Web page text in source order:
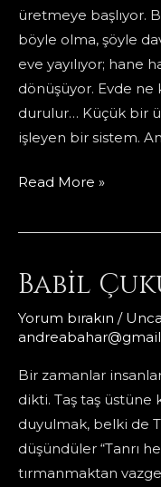
üretmeye başlıyor.
böyle olma, şöyle
eve yayılıyor; hane
dönüşüyor. Evde ne
durulur… Küçük bir
işleyen bir sistem.
Yasağı
Read More »
Babil
Yorum bırakın /
Bir zamanlar
dikti. Taş taş
duyulmak, belki de
düşündüler “Tanrı
tırmanmaktan